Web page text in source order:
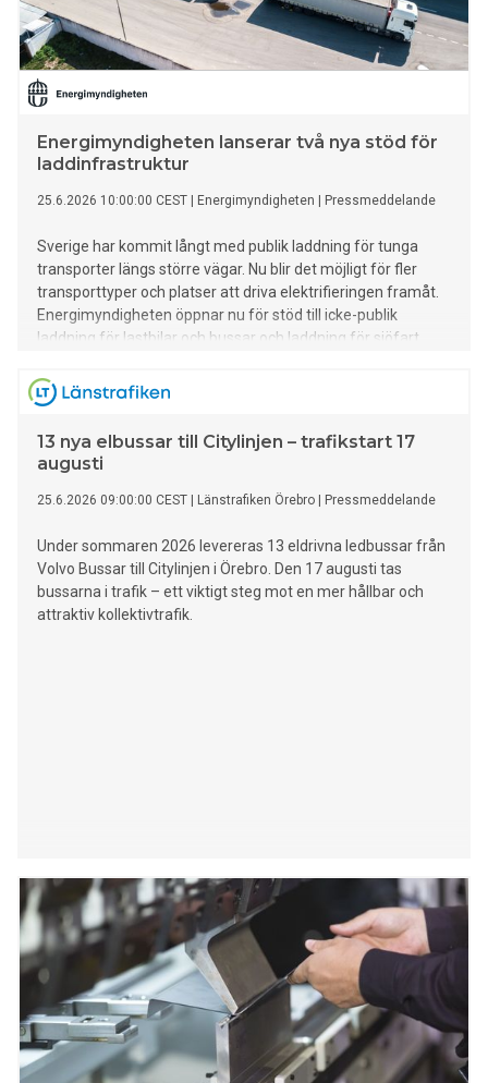
Energimyndigheten lanserar två nya stöd för
laddinfrastruktur
25.6.2026 10:00:00 CEST Energimyndigheten Pressmeddelande
Sverige har kommit långt med publik laddning för tunga
transporter längs större vägar. Nu blir det möjligt för fler
transporttyper och platser att driva elektrifieringen framåt.
Energimyndigheten öppnar nu för stöd till icke-publik
laddning för lastbilar och bussar och laddning för sjöfart.
13 nya elbussar till Citylinjen – trafikstart 17
augusti
25.6.2026 09:00:00 CEST Länstrafiken Örebro Pressmeddelande
Under sommaren 2026 levereras 13 eldrivna ledbussar från
Volvo Bussar till Citylinjen i Örebro. Den 17 augusti tas
bussarna i trafik – ett viktigt steg mot en mer hållbar och
attraktiv kollektivtrafik.